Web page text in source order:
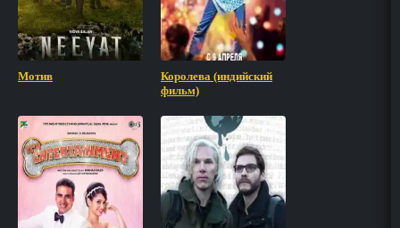
Мотив
Королева (индийский
фильм)